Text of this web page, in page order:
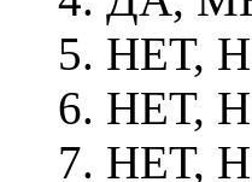
5. НЕТ,
6. НЕТ,
7. НЕТ,